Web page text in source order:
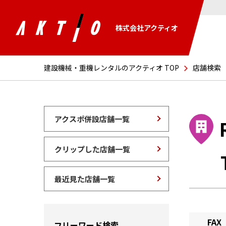
株式会社アクティオ
建設機械・重機レンタルのアクティオ TOP 店舗検索
FAX
アクスポ併設店舗一覧
クリップした店舗一覧
最近見た店舗一覧